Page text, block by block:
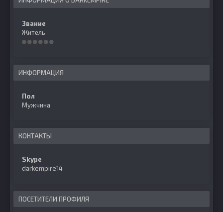
Звание
Житель
ИНФОРМАЦИЯ
Пол
Мужчина
КОНТАКТЫ
Skype
darkempire14
ПОСЕТИТЕЛИ ПРОФИЛЯ